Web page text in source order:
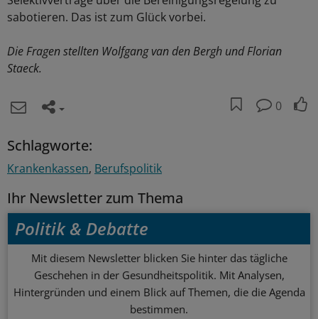
sabotieren. Das ist zum Glück vorbei.
Die Fragen stellten Wolfgang van den Bergh und Florian
Staeck.
0
Schlagworte:
Krankenkassen Berufspolitik
Ihr Newsletter zum Thema
Politik & Debatte
Mit diesem Newsletter blicken Sie hinter das tägliche
Geschehen in der Gesundheitspolitik. Mit Analysen,
Hintergründen und einem Blick auf Themen, die die Agenda
bestimmen.